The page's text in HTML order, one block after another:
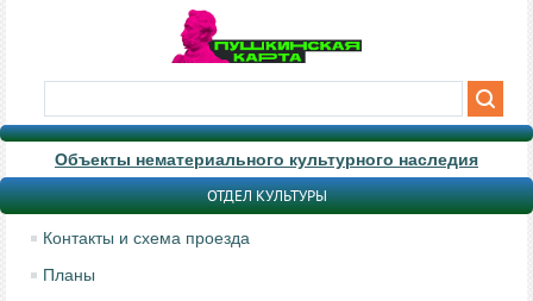
Объекты нематериального культурного наследия
ОТДЕЛ КУЛЬТУРЫ
Контакты и схема проезда
Планы